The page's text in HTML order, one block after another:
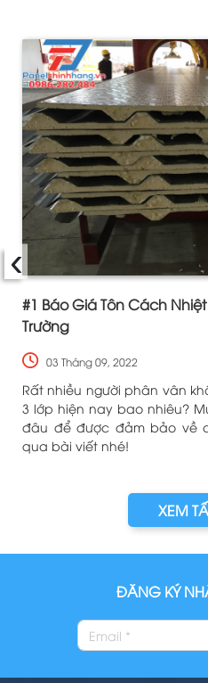
#1 Báo Giá Tôn Cách
Trường
03 Tháng 09, 2022
Rất nhiều người phân vân
3 lớp hiện nay bao nhiêu? Mua tôn 3 lớp chống nóng ở
đâu để được đảm bảo về
qua bài viết nhé!
‹
XEM
ĐĂNG KÝ